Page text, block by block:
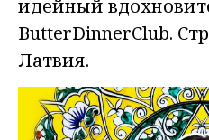
идейный
ButterDinnerClub.
Латвия.